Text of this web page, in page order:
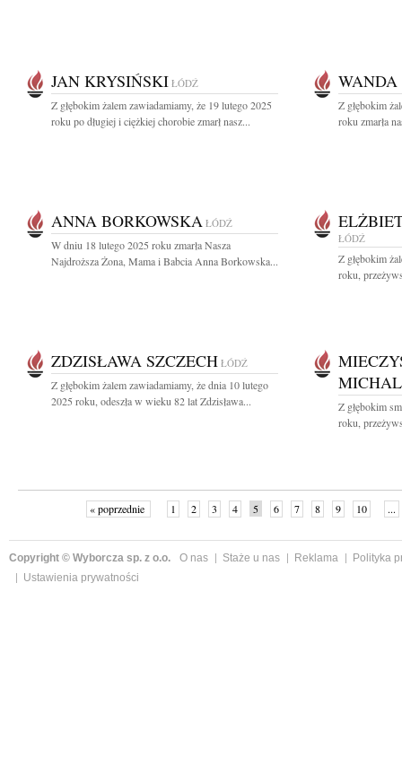
JAN KRYSIŃSKI ŁÓDŹ
Z głębokim żalem zawiadamiamy, że 19 lutego 2025
roku po długiej i ciężkiej chorobie zmarł nasz...
Z głębokim
roku zmarła
ANNA BORKOWSKA ŁÓDŹ
W dniu 18 lutego 2025 roku zmarła Nasza
Najdroższa Żona, Mama i Babcia Anna Borkowska...
ŁÓDŹ
Z głębokim
roku,
ZDZISŁAWA SZCZECH ŁÓDŹ
Z głębokim żalem zawiadamiamy, że dnia 10 lutego
2025 roku, odeszła w wieku 82 lat Zdzisława...
Z głębokim
roku,
« poprzednie 1 2 3 4 5 6 7 8 9 10 ...
Copyright © Wyborcza sp. z o.o. O nas Staże u nas Reklama
Polityka
Ustawienia prywatności